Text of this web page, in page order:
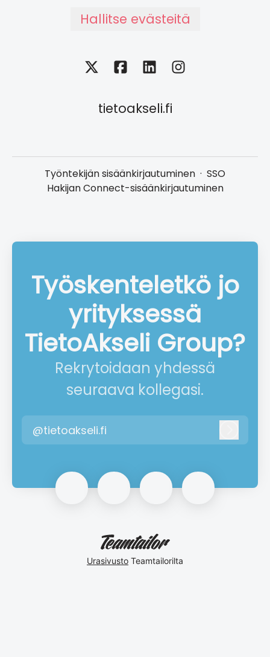
Hallitse evästeitä
tietoakseli.fi
Työntekijän sisäänkirjautuminen · SSO
Hakijan Connect-sisäänkirjautuminen
Työskenteletkö jo
yrityksessä
TietoAkseli Group?
Rekrytoidaan yhdessä
seuraava kollegasi.
@tietoakseli.fi
Urasivusto Teamtailorilta